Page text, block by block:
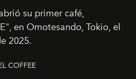
su primer café,
en Omotesando, Tokio, el
2025.
COFFEE